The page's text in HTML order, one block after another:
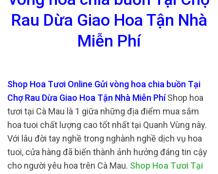
Rau Dừa Giao Hoa Tận Nhà
Miễn Phí
Shop Hoa Tươi Online Gửi vòng hoa chia buồn Tại
Chợ Rau Dừa Giao Hoa Tận Nhà Miễn PhíShop hoa
tươi tại Cà Mau là 1 giữa những địa điểm mua sắm
hoa tuoi chất lượng cao tốt nhất tại Quanh Vùng này.
Với lâu đời tay nghề trong nghành nghề dịch vụ hoa
tuoi, cửa hàng đã biến thành ảnh hưởng đáng tin cậy
cho người yêu hoa trên Cà Mau. Shop Hoa Tươi Tại